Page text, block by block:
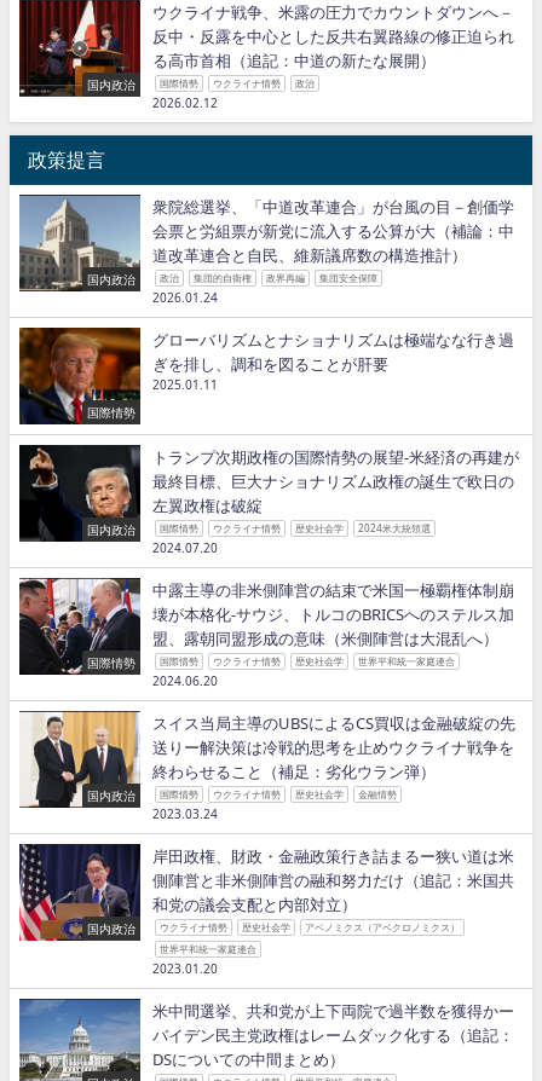
国内政治
ウクライナ戦争、米露の圧力でカウントダウンへ－
反中・反露を中心とした反共右翼路線の修正迫られ
る高市首相（追記：中道の新たな展開）
国際情勢 ウクライナ情勢 政治
2026.02.12
政策提言
国内政治
衆院総選挙、「中道改革連合」が台風の目－創価学
会票と労組票が新党に流入する公算が大（補論：中
道改革連合と自民、維新議席数の構造推計）
政治 集団的自衛権 政界再編 集団安全保障
2026.01.24
国際情勢
グローバリズムとナショナリズムは極端なな行き過
ぎを排し、調和を図ることが肝要
2025.01.11
国内政治
トランプ次期政権の国際情勢の展望−米経済の再建が
最終目標、巨大ナショナリズム政権の誕生で欧日の
左翼政権は破綻
国際情勢 ウクライナ情勢 歴史社会学 2024米大統領選
2024.07.20
国際情勢
中露主導の非米側陣営の結束で米国一極覇権体制崩
壊が本格化−サウジ、トルコのBRICSへのステルス加
盟、露朝同盟形成の意味（米側陣営は大混乱へ）
国際情勢 ウクライナ情勢 歴史社会学 世界平和統一家庭連合
2024.06.20
国内政治
スイス当局主導のUBSによるCS買収は金融破綻の先
送りー解決策は冷戦的思考を止めウクライナ戦争を
終わらせること（補足：劣化ウラン弾）
国際情勢 ウクライナ情勢 歴史社会学 金融情勢
2023.03.24
国内政治
岸田政権、財政・金融政策行き詰まるー狭い道は米
側陣営と非米側陣営の融和努力だけ（追記：米国共
和党の議会支配と内部対立）
ウクライナ情勢 歴史社会学
アベノミクス（アベクロノミクス）
世界平和統一家庭連合
2023.01.20
米中間選挙、共和党が上下両院で過半数を獲得かー
バイデン民主党政権はレームダック化する（追記：
DSについての中間まとめ）